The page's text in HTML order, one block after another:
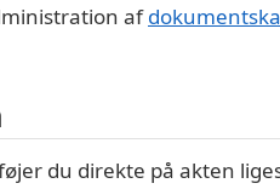
af
du direkte på akten